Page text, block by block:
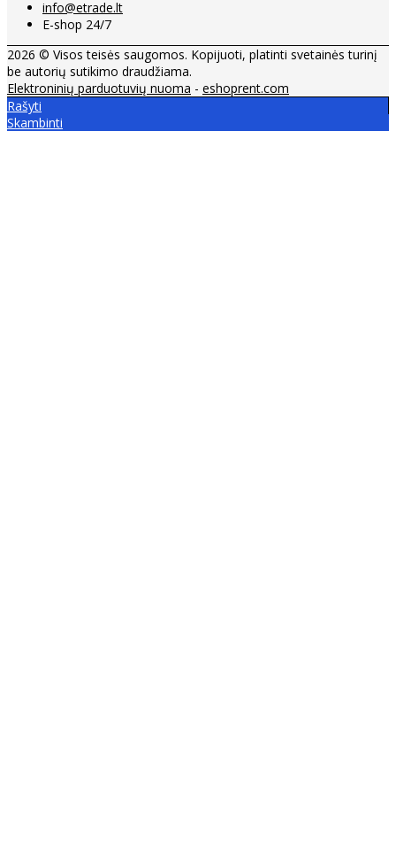
info@etrade.lt
E-shop 24/7
2026 © Visos teisės saugomos. Kopijuoti, platinti svetainės turinį
be autorių sutikimo draudžiama.
Elektroninių parduotuvių nuoma - eshoprent.com
Rašyti
Skambinti